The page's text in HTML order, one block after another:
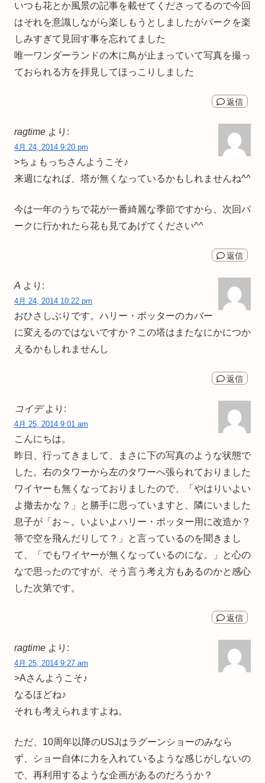
いつも花とか風景の記事を載せてくださってるので今回
はそれを意識しながら楽しもうとしましたがパークを楽
しみすぎて見回す事を忘れてました
唯一ワンダーランドの木に鳥が止まっていて写真を撮っ
ておられる方を拝見してほっこりしました
返信
ragtime より:
4月 24, 2014 9:20 pm
>ちょもっちさんようこそ♪
来週になれば、塔が無くなっているかもしれませんね^^
今は一年のうちで花が一番綺麗な季節ですから、次回パ
ークに行かれたら花も見てあげてください^^
返信
A より:
4月 24, 2014 10:22 pm
おひさしぶりです。ハリー・ポッターのカバー
に変えるのではないですか？この塔はまたなにかにつか
えるかもしれませんし
返信
コイデ より:
4月 25, 2014 9:01 am
こんにちは。
昨日、行ってきまして、まさに下の写真のような状態で
した。右のタワーから左のタワーへ張られておりました
ワイヤーも無くなっておりましたので、「やはりいよい
よ撤去かな？」と勝手に思っていますと、隣にいました
息子が「お～。いよいよハリー・ポッター用に改造か？
箒で空を飛んだりして？」と言っているのを聞きまし
て、「でもワイヤーが無くなっているのにな。」と心の
なで思ったのですが、そう言う考え方もあるのかと感心
した次第です。
返信
ragtime より:
4月 25, 2014 9:27 am
>Aさんようこそ♪
なるほどね♪
それも考えられますよね。
ただ、10周年以降のUSJはラグーンショーのみなら
ず、ショー自体に力を入れているような感じがしないの
で、再利用するような企画があるのだろうか？